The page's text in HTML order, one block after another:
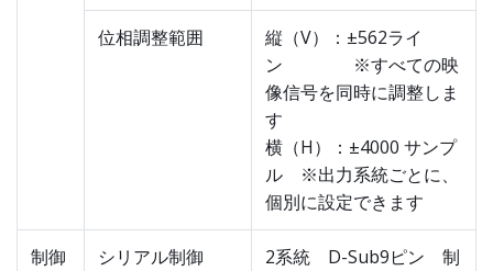
位相調整範囲
縦（V）：±562ライ
ン ※すべての映
像信号を同時に調整しま
す
横（H）：±4000 サンプ
ル ※出力系統ごとに、
個別に設定できます
制御
シリアル制御
2系統 D-Sub9ピン 制